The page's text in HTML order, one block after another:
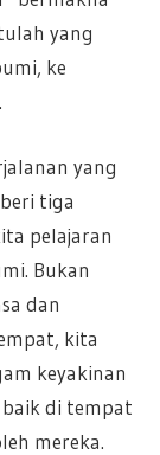
yang
ke
yang
tiga
pelajaran
Bukan
dan
kita
keyakinan
di tempat
mereka.